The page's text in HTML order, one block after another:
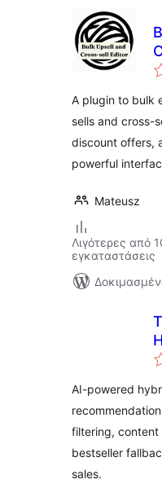
A plugin to bulk
sells and cross-
discount offers,
powerful
Mateusz
Λιγότερες από
εγκαταστάσεις
AI-powered
filtering, content
bestseller
sales.